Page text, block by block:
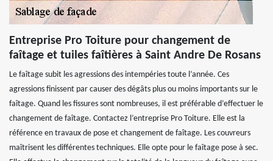
Entreprise Pro Toiture pour changement de
faîtage et tuiles faîtières à Saint Andre De Rosans
Le faîtage subit les agressions des intempéries toute l’année. Ces
agressions finissent par causer des dégâts plus ou moins importants sur le
faîtage. Quand les fissures sont nombreuses, il est préférable d’effectuer le
changement de faîtage. Contactez l’entreprise Pro Toiture. Elle est la
référence en travaux de pose et changement de faîtage. Les couvreurs
maîtrisent les différentes techniques. Elle opte pour le faîtage pose à sec.